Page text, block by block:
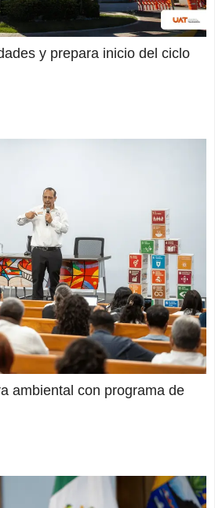
y prepara inicio del ciclo
ambiental con programa de